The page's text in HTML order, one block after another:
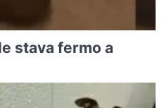
stava fermo a